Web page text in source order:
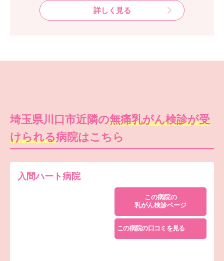
詳しく見る
埼玉県川口市近隣の無痛乳がん検診が受
けられる病院はこちら
入間ハート病院
この病院の
乳がん検診ページ
この病院の口コミを見る